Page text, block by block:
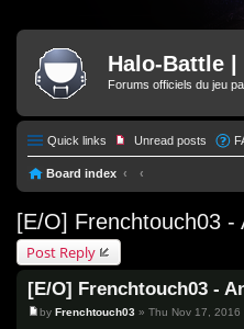
Halo-Battle
Forums officiels du jeu
Quick links Unread posts
Board index
[E/O] Frenchtouch03 -
Post Reply
[E/O] Frenchtouch03 -
P
by Frenchtouch03 » Thu Nov 17, 2016